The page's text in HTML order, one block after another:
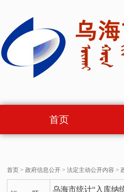
首页
首页 >政府信息公开 >法定主动公开内容 >
乌海市统计“入库